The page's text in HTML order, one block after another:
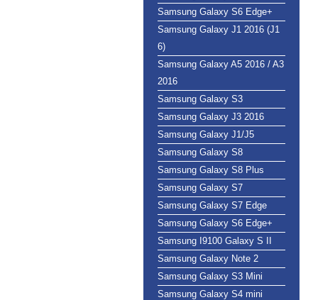
Samsung Galaxy S6 Edge+
Samsung Galaxy J1 2016 (J1
6)
Samsung Galaxy A5 2016 / A3
2016
Samsung Galaxy S3
Samsung Galaxy J3 2016
Samsung Galaxy J1/J5
Samsung Galaxy S8
Samsung Galaxy S8 Plus
Samsung Galaxy S7
Samsung Galaxy S7 Edge
Samsung Galaxy S6 Edge+
Samsung I9100 Galaxy S II
Samsung Galaxy Note 2
Samsung Galaxy S3 Mini
Samsung Galaxy S4 mini